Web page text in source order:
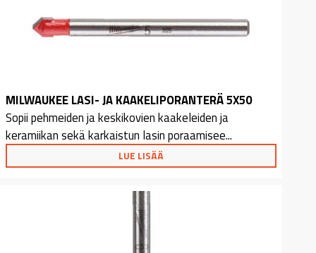
MILWAUKEE LASI- JA KAAKELIPORANTERÄ 5X50
Sopii pehmeiden ja keskikovien kaakeleiden ja
keramiikan sekä karkaistun lasin poraamisee...
LUE LISÄÄ